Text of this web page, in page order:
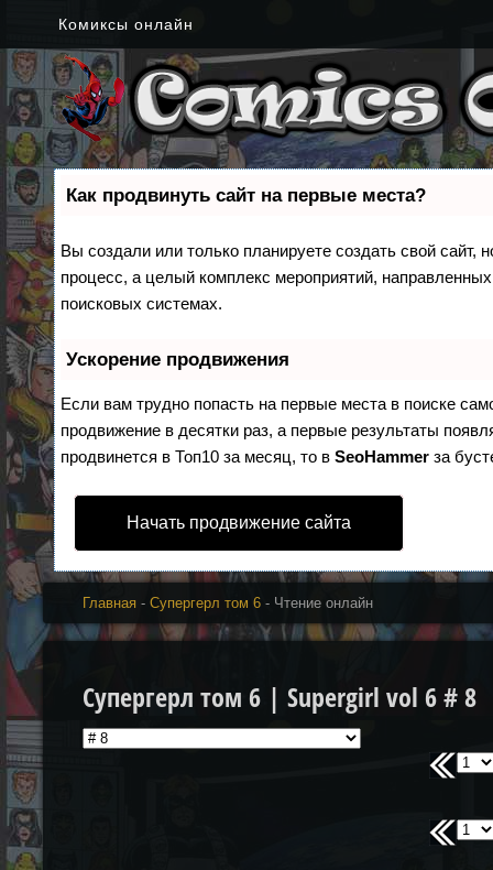
Комиксы онлайн
Как продвинуть сайт на первые места?
Вы создали или только планируете создать свой сайт,
процесс, а целый комплекс мероприятий,
поисковых системах.
Ускорение продвижения
Если вам трудно попасть на первые места в поиске
продвижение в десятки раз, а первые результаты
продвинется в Топ10 за месяц, то вSeoHammer за
Начать продвижение сайта
Главная -Супергерл том 6 - Чтение онлайн
Супергерл том 6 | Supergirl vol 6 # 8